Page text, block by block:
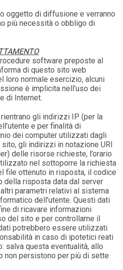
oggetto di diffusione e verranno
più necessità o obbligo di
software preposte al
di questo sito web
loro normale esercizio, alcuni
è implicita nell’uso dei
di Internet.
gli indirizzi IP (per la
e per finalità di
dei computer utilizzati dagli
gli indirizzi in notazione URI
delle risorse richieste, l’orario
nel sottoporre la richiesta
file ottenuto in risposta, il codice
della risposta data dal server
parametri relativi al sistema
dell’utente. Questi dati
di ricavare informazioni
del sito e per controllarne il
potrebbero essere utilizzati
in caso di ipotetici reati
salva questa eventualità, allo
non persistono per più di sette